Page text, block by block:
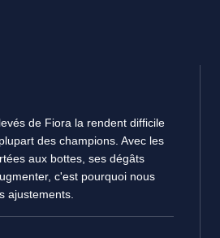
de Fiora la rendent difficile
des champions. Avec les
aux bottes, ses dégâts
c'est pourquoi nous
ajustements.